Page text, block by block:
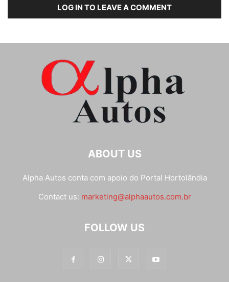
LOG IN TO LEAVE A COMMENT
ABOUT US
Alpha Autos conta com apoio do Portal Hortolândia
Contact us: marketing@alphaautos.com.br
FOLLOW US